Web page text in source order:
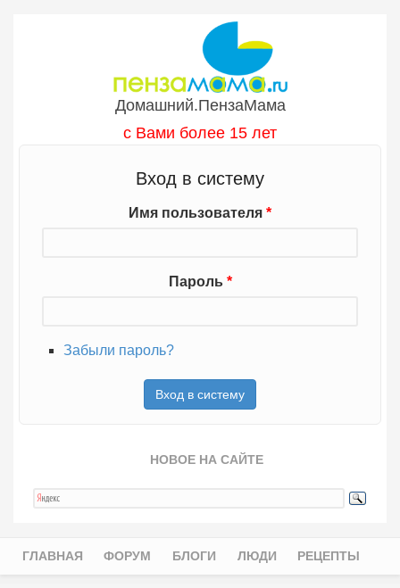
Домашний.ПензаМама
с Вами более 15 лет
Вход в систему
Имя пользователя *
Пароль *
Забыли пароль?
НОВОЕ НА САЙТЕ
Главное меню
ГЛАВНАЯ ФОРУМ БЛОГИ ЛЮДИ РЕЦЕПТЫ